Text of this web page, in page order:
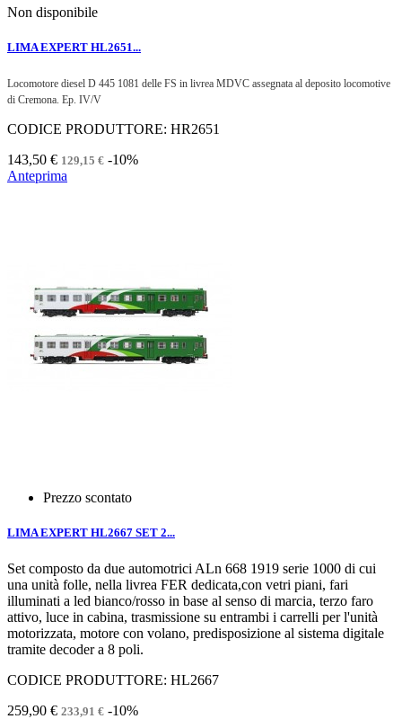
Non disponibile
LIMA EXPERT HL2651...
Locomotore diesel D 445 1081 delle FS in livrea MDVC assegnata al deposito locomotive
di Cremona. Ep. IV/V
CODICE PRODUTTORE: HR2651
143,50 € 129,15 € -10%
Anteprima
Prezzo scontato
LIMA EXPERT HL2667 SET 2...
Set composto da due automotrici ALn 668 1919 serie 1000 di cui
una unità folle, nella livrea FER dedicata,con vetri piani, fari
illuminati a led bianco/rosso in base al senso di marcia, terzo faro
attivo, luce in cabina, trasmissione su entrambi i carrelli per l'unità
motorizzata, motore con volano, predisposizione al sistema digitale
tramite decoder a 8 poli.
CODICE PRODUTTORE: HL2667
259,90 € 233,91 € -10%